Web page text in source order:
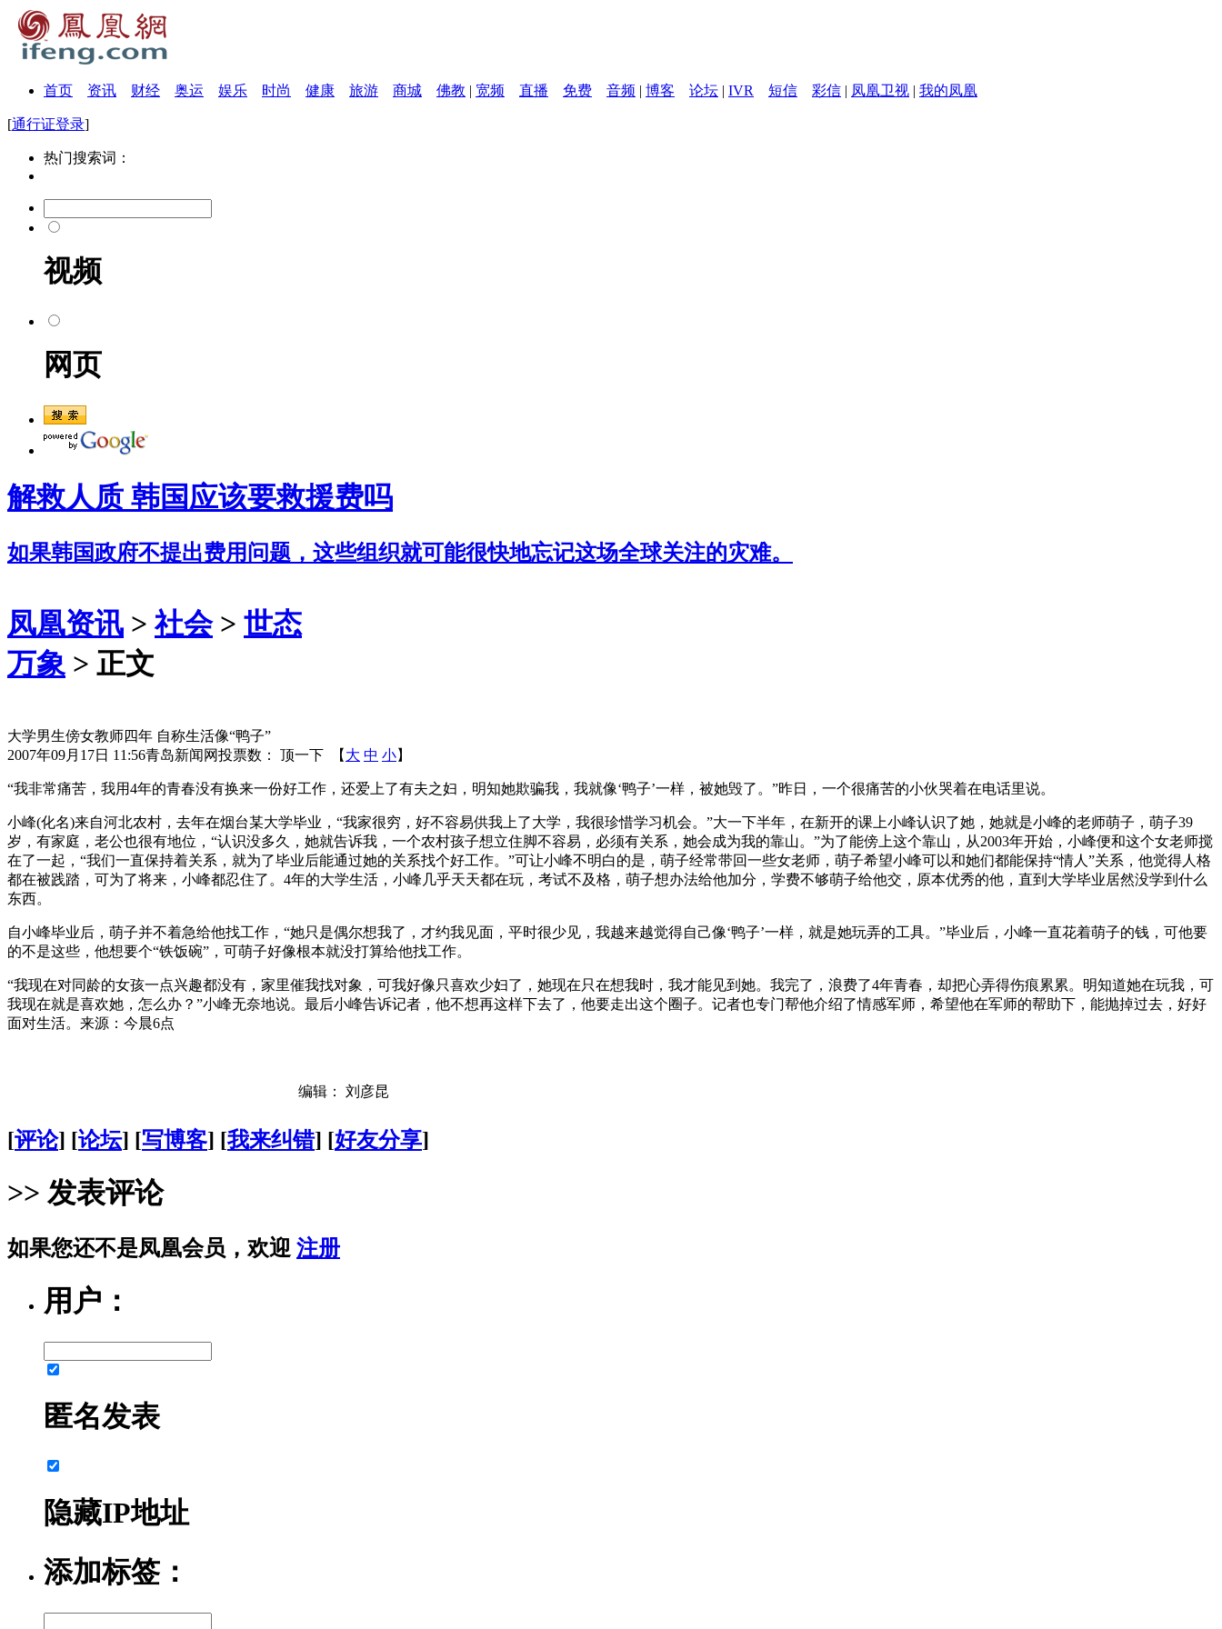
首页 资讯 财经 奥运 娱乐 时尚 健康 旅游 商城 佛教 | 宽频 直播 免费 音频 | 博客 论坛 | IVR 短信 彩信 | 凤凰卫视 | 我的凤凰
[通行证登录]
热门搜索词：
视频
网页
解救人质 韩国应该要救援费吗
如果韩国政府不提出费用问题，这些组织就可能很快地忘记这场全球关注的灾难。
凤凰资讯 >社会> 世态
万象 > 正文
大学男生傍女教师四年 自称生活像“鸭子”
2007年09月17日 11:56青岛新闻网投票数： 顶一下 【 大 中 小】
“我非常痛苦，我用4年的青春没有换来一份好工作，还爱上了有夫之妇，明知她欺骗我，我就像‘鸭子’一样，被她毁了。”昨日，一个很痛苦的小伙哭着在电话里说。
小峰(化名)来自河北农村，去年在烟台某大学毕业，“我家很穷，好不容易供我上了大学，我很珍惜学习机会。”大一下半年，在新开的课上小峰认识了她，她就是小峰的老师萌子，萌子39
岁，有家庭，老公也很有地位，“认识没多久，她就告诉我，一个农村孩子想立住脚不容易，必须有关系，她会成为我的靠山。”为了能傍上这个靠山，从2003年开始，小峰便和这个女老师搅
在了一起，“我们一直保持着关系，就为了毕业后能通过她的关系找个好工作。”可让小峰不明白的是，萌子经常带回一些女老师，萌子希望小峰可以和她们都能保持“情人”关系，他觉得人格
都在被践踏，可为了将来，小峰都忍住了。4年的大学生活，小峰几乎天天都在玩，考试不及格，萌子想办法给他加分，学费不够萌子给他交，原本优秀的他，直到大学毕业居然没学到什么
东西。
自小峰毕业后，萌子并不着急给他找工作，“她只是偶尔想我了，才约我见面，平时很少见，我越来越觉得自己像‘鸭子’一样，就是她玩弄的工具。”毕业后，小峰一直花着萌子的钱，可他要
的不是这些，他想要个“铁饭碗”，可萌子好像根本就没打算给他找工作。
“我现在对同龄的女孩一点兴趣都没有，家里催我找对象，可我好像只喜欢少妇了，她现在只在想我时，我才能见到她。我完了，浪费了4年青春，却把心弄得伤痕累累。明知道她在玩我，可
我现在就是喜欢她，怎么办？”小峰无奈地说。最后小峰告诉记者，他不想再这样下去了，他要走出这个圈子。记者也专门帮他介绍了情感军师，希望他在军师的帮助下，能抛掉过去，好好
面对生活。来源：今晨6点
编辑： 刘彦昆
[评论] [论坛] [写博客] [我来纠错] [好友分享]
>> 发表评论
如果您还不是凤凰会员，欢迎 注册
用户：
匿名发表
隐藏IP地址
添加标签：